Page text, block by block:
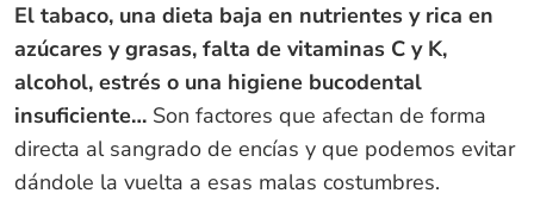
El tabaco, una dieta baja en nutrientes y rica en
azúcares y grasas, falta de vitaminas C y K,
alcohol, estrés o una higiene bucodental
insuficiente…Son factores que afectan de forma
directa al sangrado de encías y que podemos evitar
dándole la vuelta a esas malas costumbres.